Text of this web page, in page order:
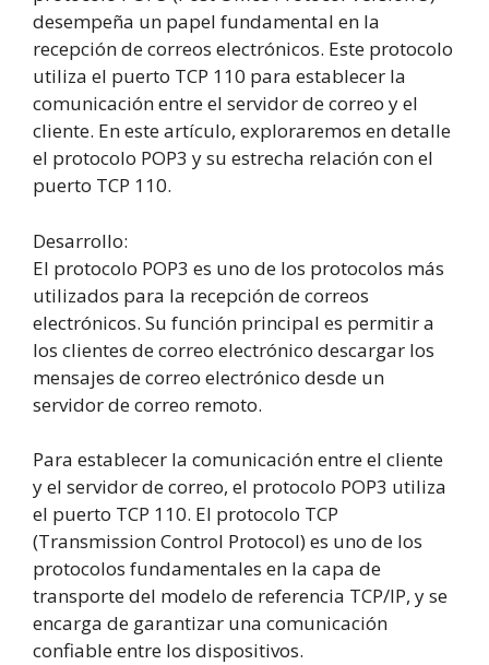
desempeña un papel fundamental en la
recepción de correos electrónicos. Este protocolo
utiliza el puerto TCP 110 para establecer la
comunicación entre el servidor de correo y el
cliente. En este artículo, exploraremos en detalle
el protocolo POP3 y su estrecha relación con el
puerto TCP 110.
Desarrollo:
El protocolo POP3 es uno de los protocolos más
utilizados para la recepción de correos
electrónicos. Su función principal es permitir a
los clientes de correo electrónico descargar los
mensajes de correo electrónico desde un
servidor de correo remoto.
Para establecer la comunicación entre el cliente
y el servidor de correo, el protocolo POP3 utiliza
el puerto TCP 110. El protocolo TCP
(Transmission Control Protocol) es uno de los
protocolos fundamentales en la capa de
transporte del modelo de referencia TCP/IP, y se
encarga de garantizar una comunicación
confiable entre los dispositivos.